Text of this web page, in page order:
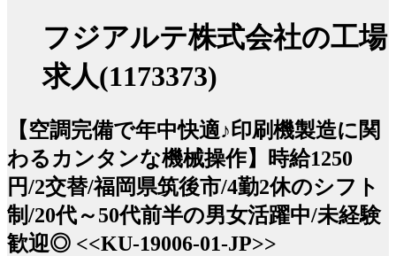
フジアルテ株式会社の工場
求人(1173373)
【空調完備で年中快適♪印刷機製造に関
わるカンタンな機械操作】時給1250
円/2交替/福岡県筑後市/4勤2休のシフト
制/20代～50代前半の男女活躍中/未経験
歓迎◎ <<KU-19006-01-JP>>